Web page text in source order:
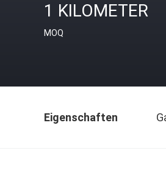
1 KILOMETER
MOQ
Eigenschaften